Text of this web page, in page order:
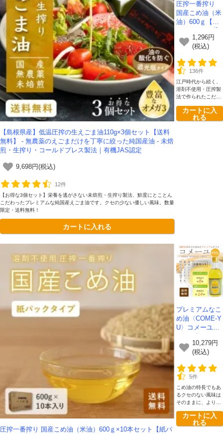
【島根県産】低温圧搾の生えごま油110g×3個セット【送料
無料】 - 無農薬のえごまだけを丁寧に絞った純国産油 - 未焙
煎・生搾り・コールドプレス製法｜有機JAS認定
9,698円(税込)
12件
【お得な3個セット】栄養を逃がさない未焙煎・生搾り製法、鮮度にとことん
こだわったプレミアムな純国産えごま油です。クセの少ない優しい風味。数量
限定・送料無料！
カートに入れる
圧搾一番搾り
国産こめ油（米
油）600ｇ【紙
｜国産原料使
用・溶剤を使わ
ないで抽出した
安心安全なこめ
油
1,296円
(税込)
136件
江戸時代から続く、
溶剤不使用・圧搾製
法で作られたこだわ
す。原料には非遺伝
子組み換えの国産米
カートに入
れる
圧搾一番搾り 国産こめ油（米油）600ｇ×10本セット【紙パ
プレミアムなこ
め油〈COME-Y
U〉コメーユ45
【送料無料】-
三和油脂
10,279円
(税込)
5件
こめ油の特長でもあ
るクセのない風味は
そのままに、より濃
カートに入
れる